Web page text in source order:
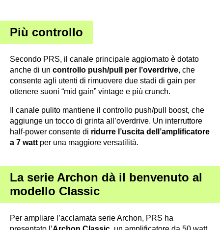
Più controllo
Secondo PRS, il canale principale aggiornato è dotato
anche di un controllo push/pull per l’overdrive, che
consente agli utenti di rimuovere due stadi di gain per
ottenere suoni “mid gain” vintage e più crunch.
Il canale pulito mantiene il controllo push/pull boost, che
aggiunge un tocco di grinta all’overdrive. Un interruttore
half-power consente di ridurre l’uscita dell’amplificatore
a 7 watt per una maggiore versatilità.
La serie Archon dà il benvenuto al
modello Classic
Per ampliare l’acclamata serie Archon, PRS ha